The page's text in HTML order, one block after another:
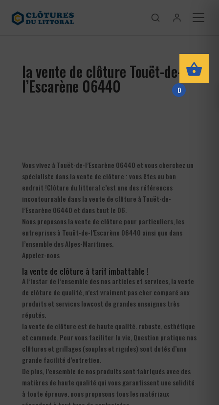
la vente de clôture Touët-de-
l’Escarène 06440
Vous vivez à Touët-de-l’Escarène 06440 et vous cherchez un
spécialiste dans la vente de clôture : vous êtes au bon
endroit !Clôture du littoral c’est une des références
incontournable dans la vente de clôture à Touët-de-
l’Escarène 06440 et dans tout le 06.
Nous proposons la vente de clôture pour particuliers, les
entreprises à Touët-de-l’Escarène 06440 ainsi que dans
l’ensemble des Alpes-Maritimes.
Appelez-nous
la vente de clôture à tarif imbattable !
A l’instar de l’ensemble des nos articles et services, la vente
de clôture de qualité, n’est vraiment pas cher comparé aux
produits et services lowcost de grandes enseignes très
réputés.
la vente de clôture est de haute qualité. robuste, esthétique
et commode. Pour vous faciliter la vie, Question pratique nos
clôtures et grillages (souples et rigides) sont dotés d’une
grande facilité d’entretien.
De plus, l’ensemble de nos produits sont fabriqués avec des
matières de haute qualité qui vous garantissent une solidité
à toute épreuve. nous proposons tous les matériaux
0